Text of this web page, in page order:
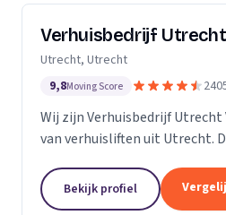
Verhuisbedrijf Utrecht
Utrecht, Utrecht
9,8Moving Score
Wij zijn Verhuisbedrijf Utrecht
van verhuisliften uit Utrecht.
Bekijk profiel